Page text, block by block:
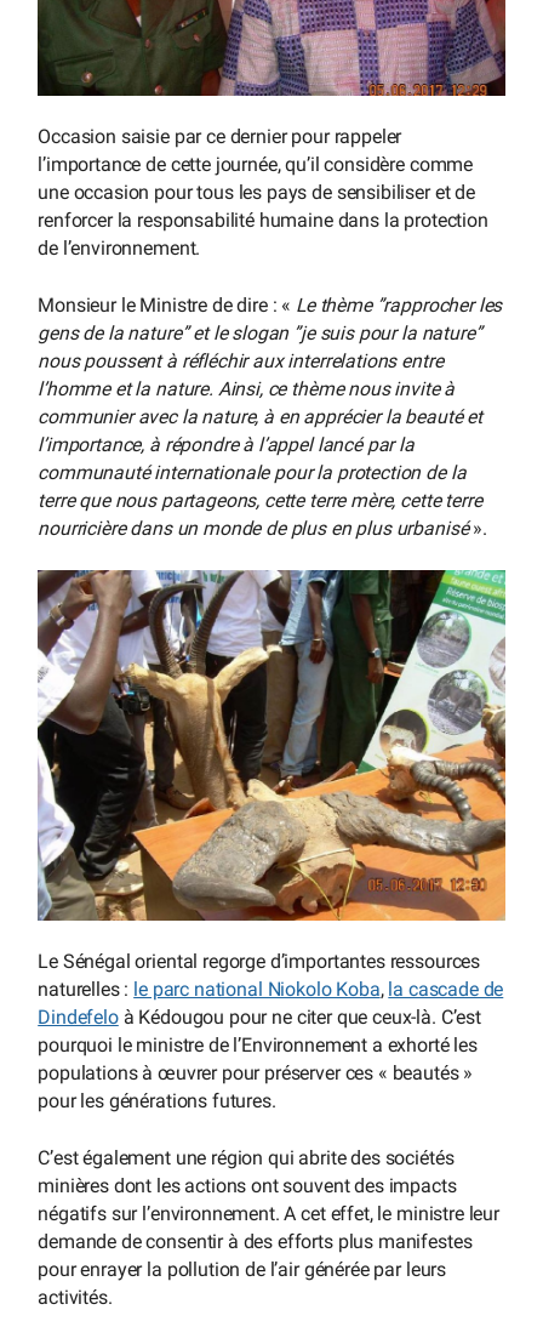
Occasion saisie par ce dernier pour rappeler
l’importance de cette journée, qu’il considère comme
une occasion pour tous les pays de sensibiliser et de
renforcer la responsabilité humaine dans la protection
de l’environnement.
Monsieur le Ministre de dire : « Le thème ”rapprocher les
gens de la nature” et le slogan ”je suis pour la nature”
nous poussent à réfléchir aux interrelations entre
l’homme et la nature. Ainsi, ce thème nous invite à
communier avec la nature, à en apprécier la beauté et
l’importance, à répondre à l’appel lancé par la
communauté internationale pour la protection de la
terre que nous partageons, cette terre mère, cette terre
nourricière dans un monde de plus en plus urbanisé».
Le Sénégal oriental regorge d’importantes ressources
naturelles : le parc national Niokolo Koba, la cascade de
Dindefeloà Kédougou pour ne citer que ceux-là. C’est
pourquoi le ministre de l’Environnement a exhorté les
populations à œuvrer pour préserver ces « beautés »
pour les générations futures.
C’est également une région qui abrite des sociétés
minières dont les actions ont souvent des impacts
négatifs sur l’environnement. A cet effet, le ministre leur
demande de consentir à des efforts plus manifestes
pour enrayer la pollution de l’air générée par leurs
activités.